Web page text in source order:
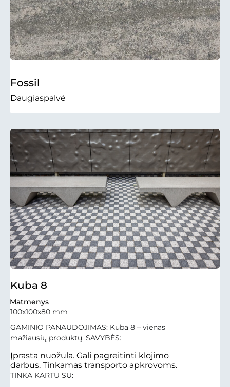
Fossil
Daugiaspalvė
Kuba 8
Matmenys
100x100x80 mm
GAMINIO PANAUDOJIMAS: Kuba 8 – vienas
mažiausių produktų. SAVYBĖS:
Įprasta nuožula. Gali pagreitinti klojimo
darbus. Tinkamas transporto apkrovoms.
TINKA KARTU SU: